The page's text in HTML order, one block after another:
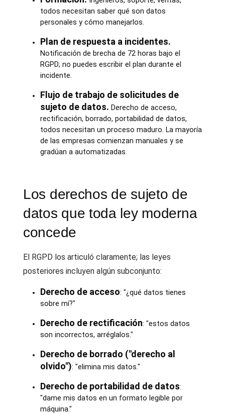
todos necesitan saber qué son datos
personales y cómo manejarlos.
Plan de respuesta a incidentes.
Notificación de brecha de 72 horas bajo el
RGPD; no puedes escribir el plan durante el
incidente.
Flujo de trabajo de solicitudes de
sujeto de datos. Derecho de acceso,
rectificación, borrado, portabilidad de datos,
todos necesitan un proceso maduro. La mayoría
de las empresas comienzan manuales y se
gradúan a automatizadas.
Los derechos de sujeto de
datos que toda ley moderna
concede
El RGPD los articuló claramente; las leyes
posteriores incluyen algún subconjunto:
Derecho de acceso: "¿qué datos tienes
sobre mí?"
Derecho de rectificación: "estos datos
son incorrectos, arréglalos."
Derecho de borrado ("derecho al
olvido"): "elimina mis datos."
Derecho de portabilidad de datos:
"dame mis datos en un formato legible por
máquina."